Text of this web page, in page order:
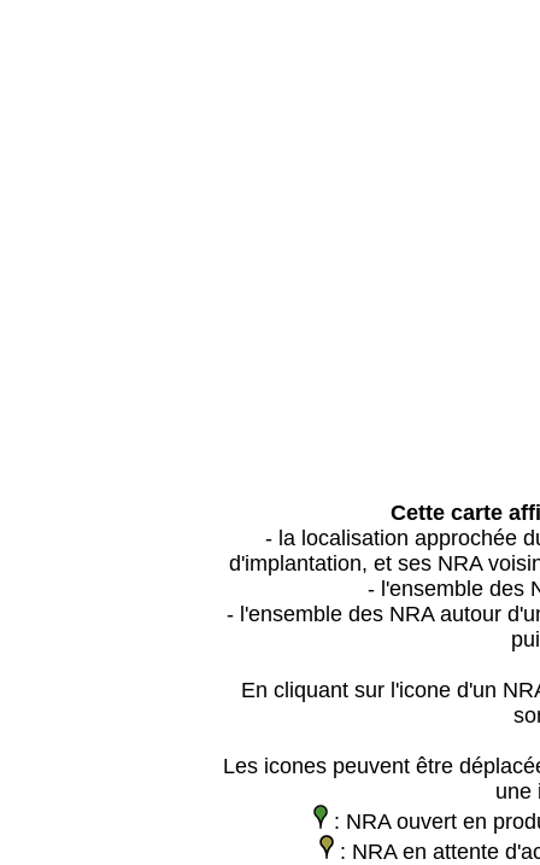
Cette carte
- la localisation approchée
d'implantation, et ses NRA
- l'ensemble des
- l'ensemble des NRA autour
En cliquant sur l'icone d'un
Les icones peuvent être
une
: NRA ouvert en
: NRA en attente